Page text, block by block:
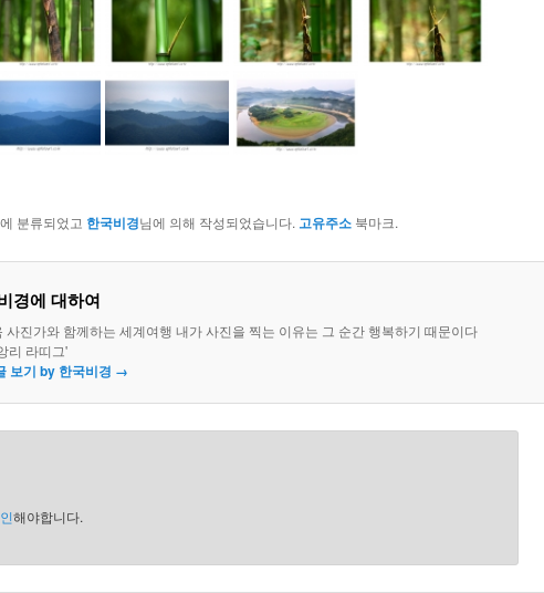
분류되었고 한국비경님에 의해 작성되었습니다. 고유주소북마크.
경에 대하여
사진가와 함께하는 세계여행 내가 사진을 찍는 이유는 그 순간 행복하기 때문이다
리 라띠그'
보기 by 한국비경 →
해야합니다.